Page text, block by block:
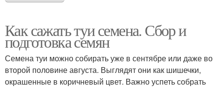
Как сажать туи семена. Сбор и
подготовка семян
Семена туи можно собирать уже в сентябре или даже во
второй половине августа. Выглядят они как шишечки,
окрашенные в коричневый цвет. Важно успеть собрать